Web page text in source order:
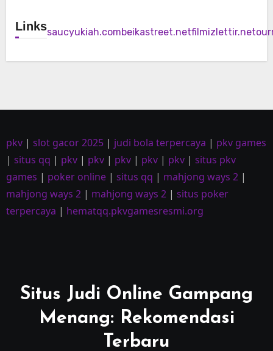
Linkssaucyukiah.combeikastreet.netfilmizlettir.net
pkv| slot gacor 2025| judi bola terpercaya | pkv games
| situs qq | pkv| pkv| pkv| pkv| pkv| situs pkv
games | poker online| situs qq | mahjong ways 2|
mahjong ways 2| mahjong ways 2| situs poker
terpercaya | hematqq.pkvgamesresmi.org
Situs Judi Online Gampang
Menang: Rekomendasi
Terbaru